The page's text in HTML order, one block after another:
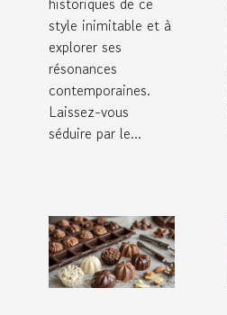
style inimitable et à
explorer ses
résonances
contemporaines.
Laissez-vous
séduire par le...